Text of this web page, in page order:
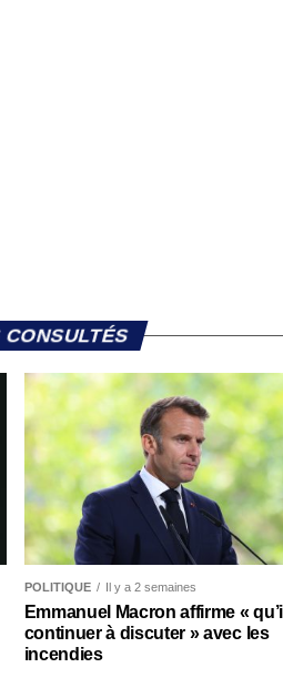
POLITIQUE Il y a 2 semaines
Emmanuel Macron affirme «
continuer à discuter » avec les
incendies